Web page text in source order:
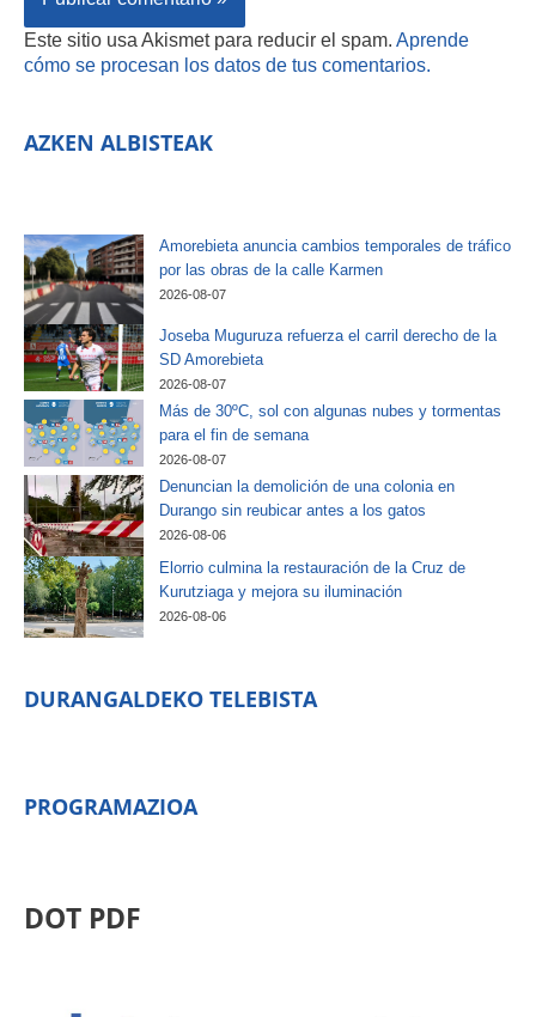
Este sitio usa Akismet para reducir el spam. Aprende
cómo se procesan los datos de tus comentarios.
AZKEN ALBISTEAK
Amorebieta anuncia cambios temporales de tráfico
por las obras de la calle Karmen
2026-08-07
Joseba Muguruza refuerza el carril derecho de la
SD Amorebieta
2026-08-07
Más de 30ºC, sol con algunas nubes y tormentas
para el fin de semana
2026-08-07
Denuncian la demolición de una colonia en
Durango sin reubicar antes a los gatos
2026-08-06
Elorrio culmina la restauración de la Cruz de
Kurutziaga y mejora su iluminación
2026-08-06
DURANGALDEKO TELEBISTA
PROGRAMAZIOA
DOT PDF